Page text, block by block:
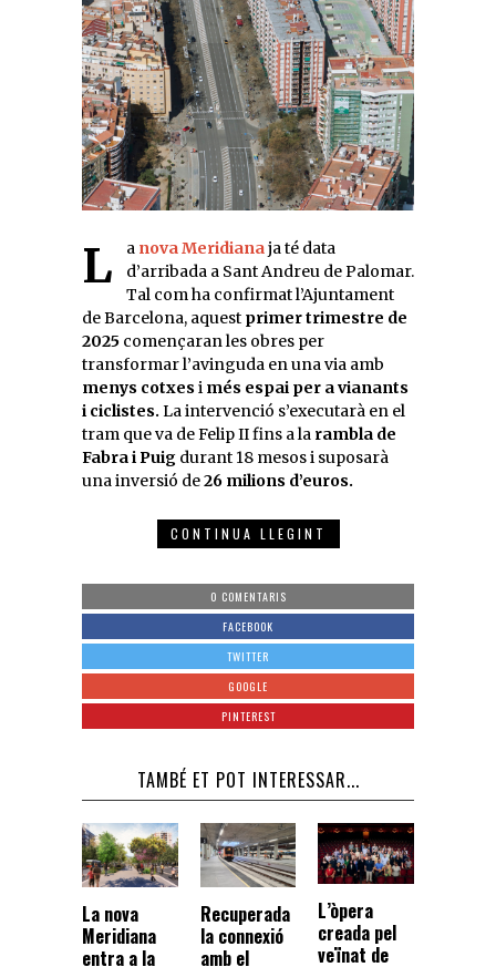
La nova Meridianaja té data
d’arribada a Sant Andreu de Palomar.
Tal com ha confirmat l’Ajuntament
de Barcelona, aquest primer trimestre de
2025 començaran les obres per
transformar l’avinguda en una via amb
menys cotxes i més espai per a vianants
i ciclistes. La intervenció s’executarà en el
tram que va de Felip II fins a la rambla de
Fabra i Puig durant 18 mesos i suposarà
una inversió de26 milions d’euros.
CONTINUA LLEGINT
0 COMENTARIS
FACEBOOK
TWITTER
GOOGLE
PINTEREST
TAMBÉ ET POT INTERESSAR...
La nova
Meridiana
entra a la
Recuperada
la connexió
amb el
L’òpera
creada pel
veïnat de